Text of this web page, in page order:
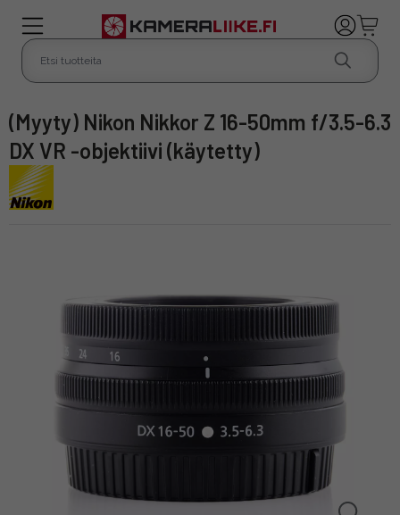
(Myyty) Nikon Nikkor Z 16-50mm f/3.5-6.3
DX VR -objektiivi (käytetty)